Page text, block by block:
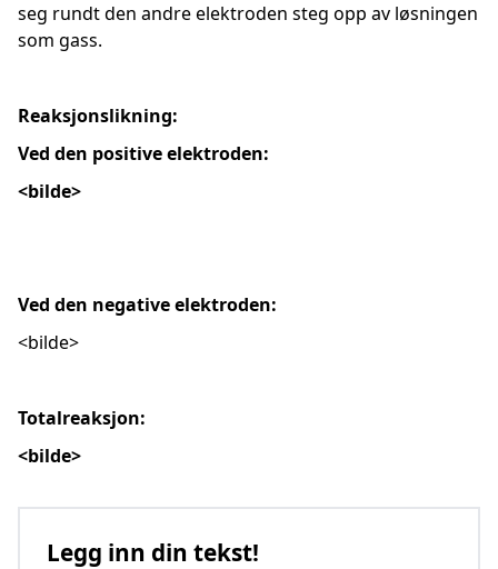
seg rundt den andre elektroden steg opp av løsningen
som gass.
Reaksjonslikning:
Ved den positive elektroden:
<bilde>
Ved den negative elektroden:
<bilde>
Totalreaksjon:
<bilde>
Legg inn din tekst!